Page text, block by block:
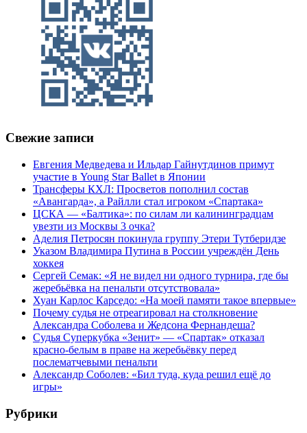
Свежие записи
Евгения Медведева и Ильдар Гайнутдинов примут
участие в Young Star Ballet в Японии
Трансферы КХЛ: Просветов пополнил состав
«Авангарда», а Райлли стал игроком «Спартака»
ЦСКА — «Балтика»: по силам ли калининградцам
увезти из Москвы 3 очка?
Аделия Петросян покинула группу Этери Тутберидзе
Указом Владимира Путина в России учреждён День
хоккея
Сергей Семак: «Я не видел ни одного турнира, где бы
жеребьёвка на пенальти отсутствовала»
Хуан Карлос Карседо: «На моей памяти такое впервые»
Почему судья не отреагировал на столкновение
Александра Соболева и Жедсона Фернандеша?
Судья Суперкубка «Зенит» — «Спартак» отказал
красно-белым в праве на жеребьёвку перед
послематчевыми пенальти
Александр Соболев: «Бил туда, куда решил ещё до
игры»
Рубрики